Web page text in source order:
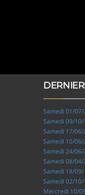
Samedi 01/
Samedi 09/
Samedi 17/
Samedi 10/
Samedi 24/
Samedi 08/
Samedi 18/
Samedi 02/
Mercredi 10/